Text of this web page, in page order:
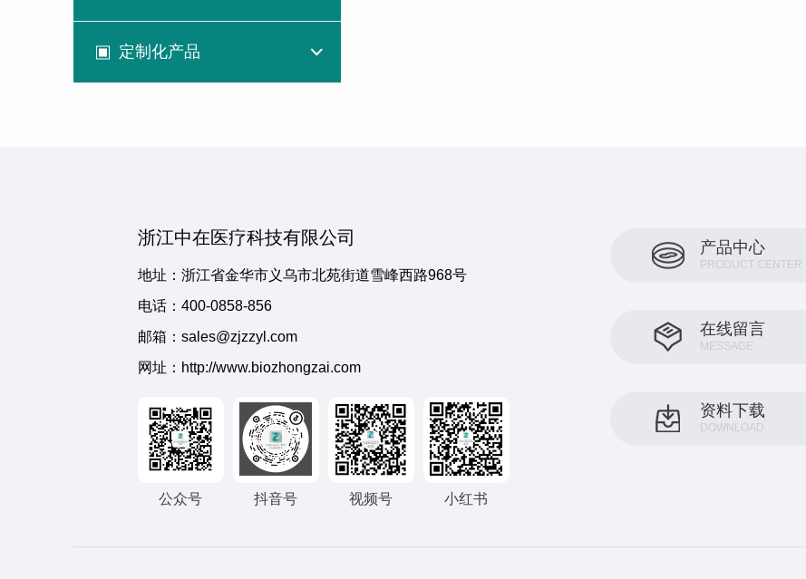
定制化产品
浙江中在医疗科技有限公司
地址：浙江省金华市义乌市北苑街道雪峰西路968号
电话： 400-0858-856
邮箱：sales@zjzzyl.com
网址：http://www.biozhongzai.com
公众号 抖音号 视频号 小红书
产品中心
PRODUCT CENTER
在线留言
MESSAGE
资料下载
DOWNLOAD